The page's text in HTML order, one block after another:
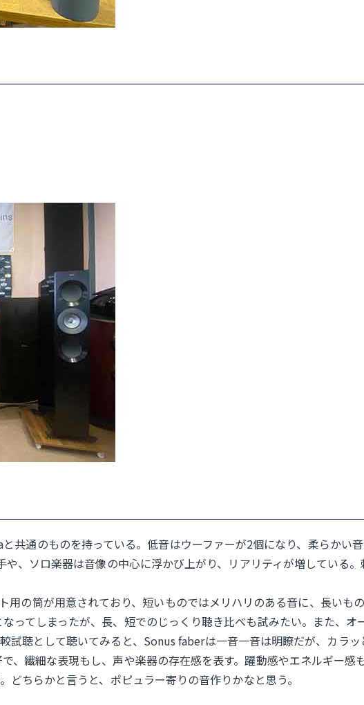
共通のものを持っている。低音はウーファーが2個になり、柔らかい
、ソロ楽器は音像の中心に浮かび上がり、リアリティが増している
用の筒が用意されており、短いものではメリハリのある音に、長いも
ってしまったが、長、短でのじっくり聴き比べも試みたい。また、オ
試聴として聴いてみると、Sonus faberは一音一音は明瞭だが、カラ
、繊細な表現もし、声や楽器の存在感を表す。躍動感やエネルギー
どちらかと言うと、ポピュラー寄りの音作りかなと思う。